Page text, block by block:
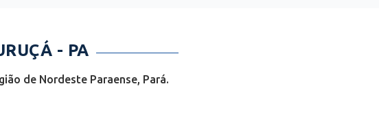
- PA
de Nordeste Paraense, Pará.